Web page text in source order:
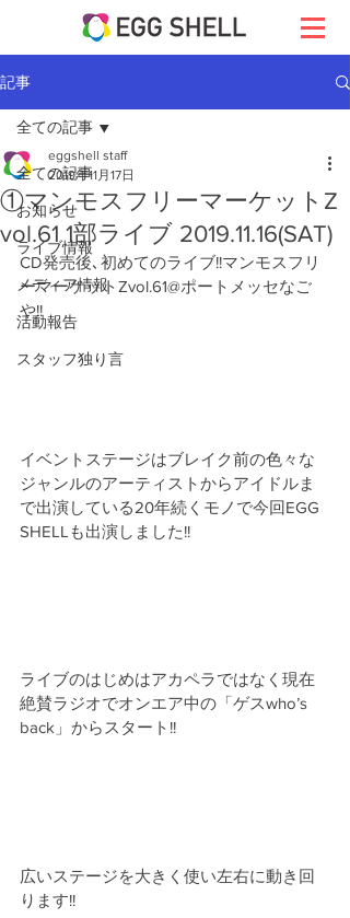
記事
全ての記事
お知らせ
ライブ情報
メディア情報
活動報告
スタッフ独り言
全ての記事
①マンモスフリーマーケットZ
vol.61 1部ライブ 2019.11.16(SAT)
eggshell staff
2019年11月17日
CD発売後､初めてのライブ!!マンモスフリ
ーマーケットZvol.61@ポートメッセなご
や!!
イベントステージはブレイク前の色々な
ジャンルのアーティストからアイドルま
で出演している20年続くモノで今回EGG
SHELLも出演しました!!
ライブのはじめはアカペラではなく現在
絶賛ラジオでオンエア中の「ゲスwho’s
back」からスタート!!
広いステージを大きく使い左右に動き回
ります!!